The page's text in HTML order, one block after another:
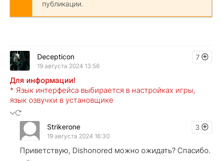
публикации.
7
Decepticon
19 августа 2024 13:56
Для информации!
* Язык интерфейса выбирается в настройках игры,
язык озвучки в установщике
3
Strikerone
19 августа 2024 16:30
Приветствую, Dishonored можно ожидать? Спасибо.